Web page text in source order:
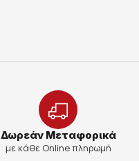
Δωρεάν Μεταφορικά
με κάθε Online πληρωμή